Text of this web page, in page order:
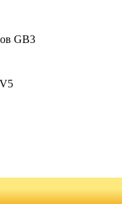
GB3